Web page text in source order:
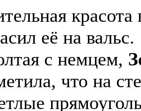
её на вальс.
с немцем,
что на